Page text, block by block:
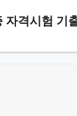
자격시험